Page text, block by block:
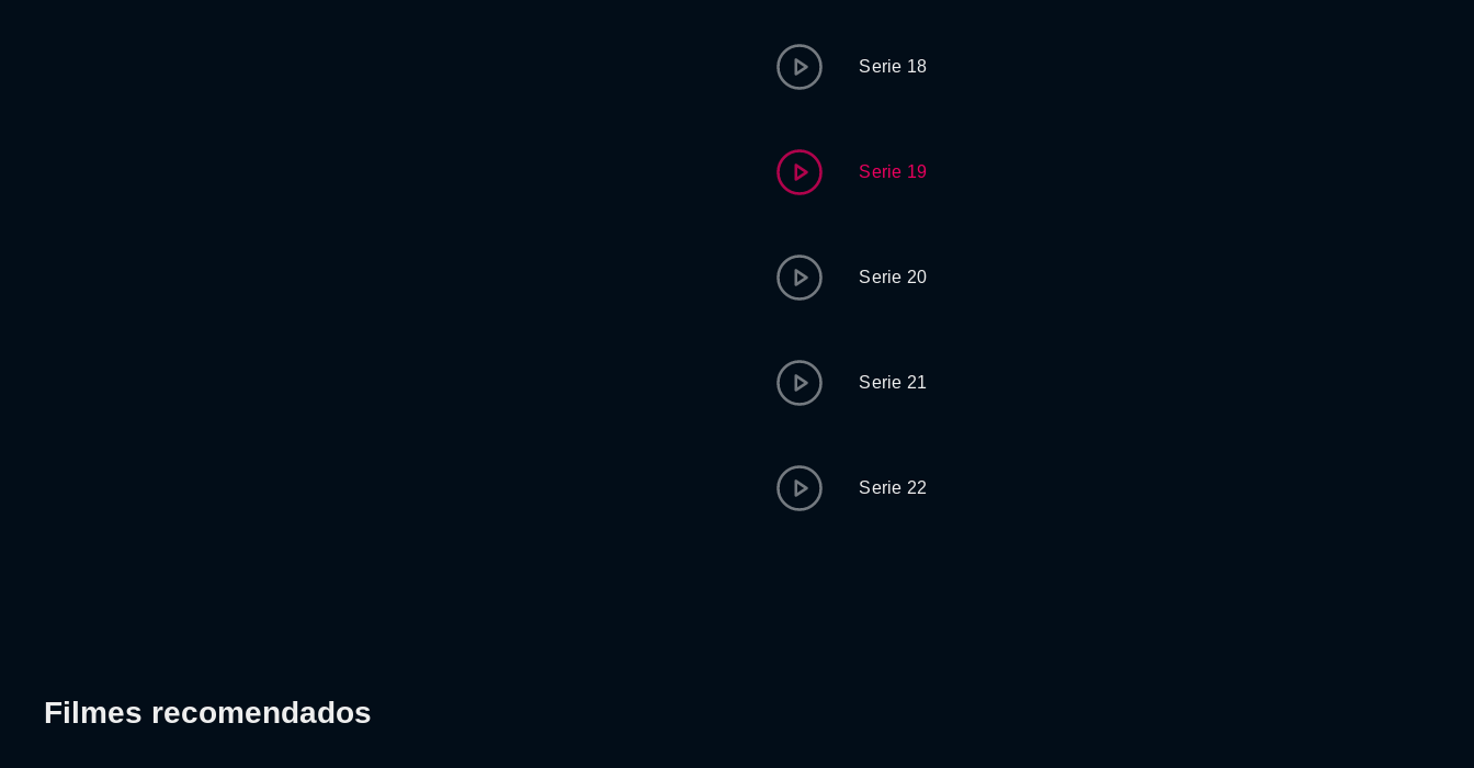
Serie 18
Serie 19
Serie 20
Serie 21
Serie 22
Filmes recomendados